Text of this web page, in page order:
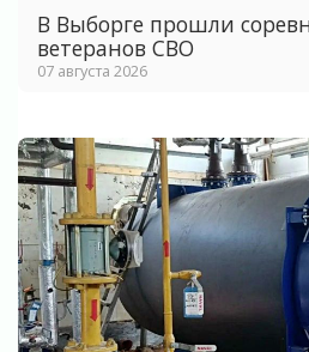
В Выборге прошли
ветеранов СВО
07 августа 2026